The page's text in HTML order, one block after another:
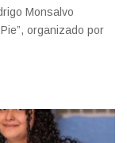
Monsalvo
organizado por